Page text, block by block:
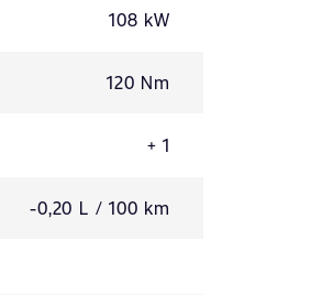
108 kW
120 Nm
+ 1
-0,20 L / 100 km